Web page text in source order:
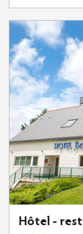
Hôtel -